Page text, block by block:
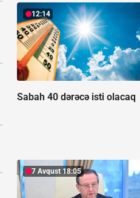
12:14
Sabah 40 dərəcə isti olacaq
7 Avqust 18:05